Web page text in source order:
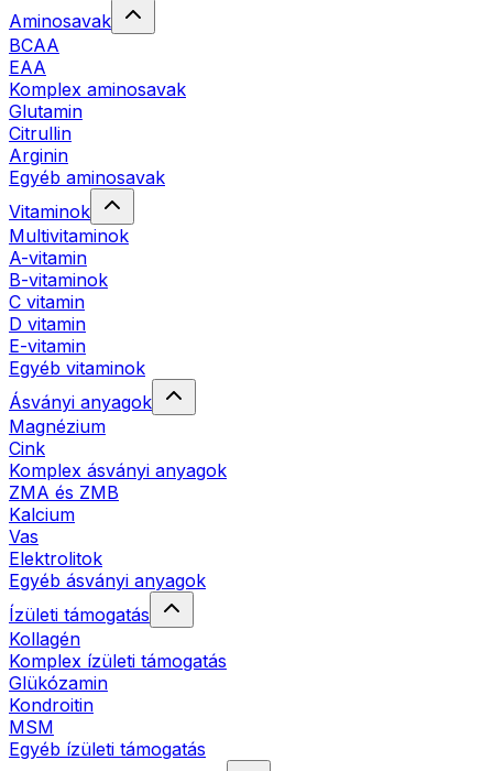
Aminosavak
BCAA
EAA
Komplex aminosavak
Glutamin
Citrullin
Arginin
Egyéb aminosavak
Vitaminok
Multivitaminok
A-vitamin
B-vitaminok
C vitamin
D vitamin
E-vitamin
Egyéb vitaminok
Ásványi anyagok
Magnézium
Cink
Komplex ásványi anyagok
ZMA és ZMB
Kalcium
Vas
Elektrolitok
Egyéb ásványi anyagok
Ízületi támogatás
Kollagén
Komplex ízületi támogatás
Glükózamin
Kondroitin
MSM
Egyéb ízületi támogatás